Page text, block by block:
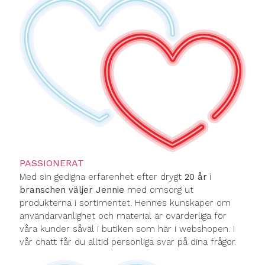
PASSIONERAT
Med sin gedigna erfarenhet efter drygt 20 år i
branschen väljer Jennie med omsorg ut
produkterna i sortimentet. Hennes kunskaper om
användarvänlighet och material är ovärderliga för
våra kunder såväl i butiken som här i webshopen. I
vår chatt får du alltid personliga svar på dina frågor.